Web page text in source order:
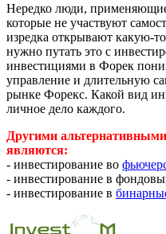
Нередко люди,
которые не участвуют
изредка открывают какую-
нужно путать это с
инвестициями в Форек
управление и длительную
рынке Форекс. Какой вид
личное дело каждого.
Другими
являются:
- инвестирование во
- инвестирование в
- инвестирование в